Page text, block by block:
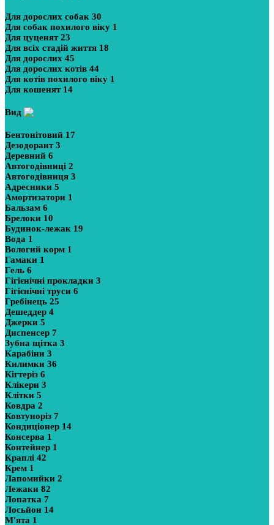
Для дорослих собак 30
Для собак похилого віку 1
Для цуценят23
Для всіх стадій життя 18
Для дорослих 45
Для дорослих котів 44
Для котів похилого віку 1
Для кошенят 14
Вид
Бентонітовий 17
Дезодорант3
Деревний 6
Автогодівниці 2
Автогодівниця 3
Адресники 5
Амортизатори 1
Бальзам 6
Брелоки 10
Будинок-лежак 19
Вода 1
Вологий корм 1
Гамаки 1
Гель 6
Гігієнічні прокладки 3
Гігієнічні труси 6
Гребінець 25
Дешеддер 4
Джерки 5
Диспенсер 7
Зубна щітка 3
Карабіни 3
Килимки 36
Кігтеріз 6
Клікери 3
Клітки 5
Ковдра 2
Ковтуноріз 7
Кондиціонер 14
Консерва 1
Контейнер 1
Краплі 42
Крем 1
Лапомийки 2
Лежаки 82
Лопатка 7
Лосьйон 14
М'ята 1